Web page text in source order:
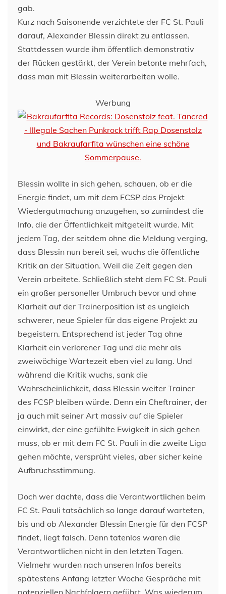
gab.
Kurz nach Saisonende verzichtete der FC St. Pauli
darauf, Alexander Blessin direkt zu entlassen.
Stattdessen wurde ihm öffentlich demonstrativ
der Rücken gestärkt, der Verein betonte mehrfach,
dass man mit Blessin weiterarbeiten wolle.
Werbung
Blessin wollte in sich gehen, schauen, ob er die
Energie findet, um mit dem FCSP das Projekt
Wiedergutmachung anzugehen, so zumindest die
Info, die der Öffentlichkeit mitgeteilt wurde. Mit
jedem Tag, der seitdem ohne die Meldung verging,
dass Blessin nun bereit sei, wuchs die öffentliche
Kritik an der Situation. Weil die Zeit gegen den
Verein arbeitete. Schließlich steht dem FC St. Pauli
ein großer personeller Umbruch bevor und ohne
Klarheit auf der Trainerposition ist es ungleich
schwerer, neue Spieler für das eigene Projekt zu
begeistern. Entsprechend ist jeder Tag ohne
Klarheit ein verlorener Tag und die mehr als
zweiwöchige Wartezeit eben viel zu lang. Und
während die Kritik wuchs, sank die
Wahrscheinlichkeit, dass Blessin weiter Trainer
des FCSP bleiben würde. Denn ein Cheftrainer, der
ja auch mit seiner Art massiv auf die Spieler
einwirkt, der eine gefühlte Ewigkeit in sich gehen
muss, ob er mit dem FC St. Pauli in die zweite Liga
gehen möchte, versprüht vieles, aber sicher keine
Aufbruchsstimmung.
Doch wer dachte, dass die Verantwortlichen beim
FC St. Pauli tatsächlich so lange darauf warteten,
bis und ob Alexander Blessin Energie für den FCSP
findet, liegt falsch. Denn tatenlos waren die
Verantwortlichen nicht in den letzten Tagen.
Vielmehr wurden nach unseren Infos bereits
spätestens Anfang letzter Woche Gespräche mit
potenziellen Nachfolgern geführt. Was wiederum